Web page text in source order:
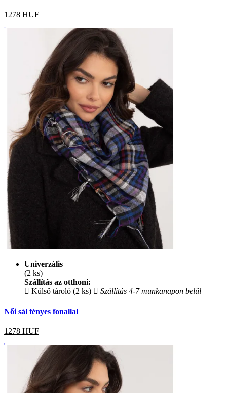
1278 HUF
Univerzális
(2 ks)
Szállítás az otthoni:
Külső tároló (2 ks)
Szállítás 4-7 munkanapon belül
Női sál fényes fonallal
1278 HUF